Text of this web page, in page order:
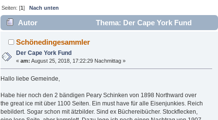
Seiten: [1]Nach unten
Autor
Thema: Der Cape York Fund
(Gelesen 2605 mal)
Schönedingesammler
Der Cape York Fund
«am: August 25, 2018, 17:22:29 Nachmittag »
Hallo liebe Gemeinde,
Habe hier noch den 2 bändigen Peary Schinken von 1898 Northward over
the great ice mit über 1100 Seiten. Ein must have für alle Eisenjunkies. Reich
bebildert. Sogar schon mit ätzbilder. Sind ex Büchereibücher. Stockflecken,